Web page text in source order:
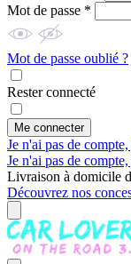
Mot de passe *
Mot de passe oublié ?
Rester connecté
Me connecter
Je n'ai pas de
Je n'ai pas de
Livraison à domicile
Découvrez nos